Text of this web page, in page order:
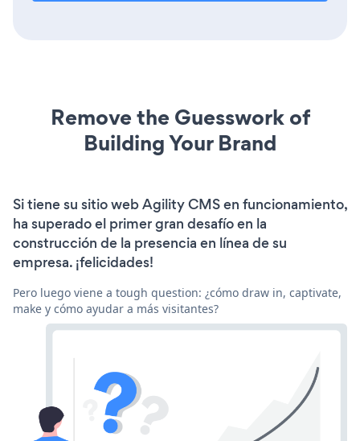
Remove the Guesswork of
Building Your Brand
Si tiene su sitio web Agility CMS en funcionamiento,
ha superado el primer gran desafío en la
construcción de la presencia en línea de su
empresa. ¡felicidades!
Pero luego viene a tough question: ¿cómo draw in, captivate,
make y cómo ayudar a más visitantes?